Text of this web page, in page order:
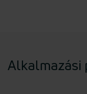
Alkalmazási